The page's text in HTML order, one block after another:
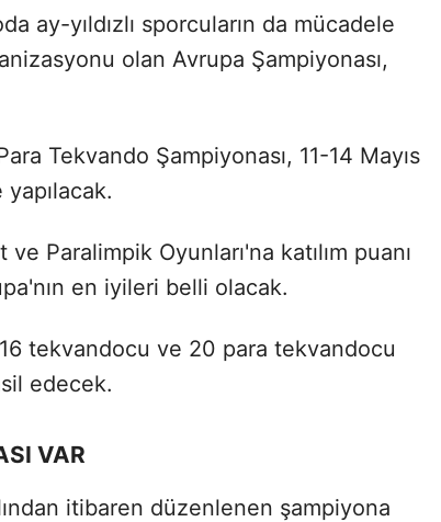
ay-yıldızlı sporcuların da mücadele
olan Avrupa Şampiyonası,
Tekvando Şampiyonası, 11-14 Mayıs
Paralimpik Oyunları'na katılım puanı
en iyileri belli olacak.
tekvandocu ve 20 para tekvandocu
edecek.
VAR
itibaren düzenlenen şampiyona